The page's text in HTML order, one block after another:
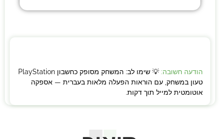
הודעה חשובה:
💡 שימו לב: המשחק מסופק כחשבון PlayStation
טעון במשחק, עם הוראות הפעלה מלאות בעברית — אספקה
אוטומטית למייל תוך דקות.